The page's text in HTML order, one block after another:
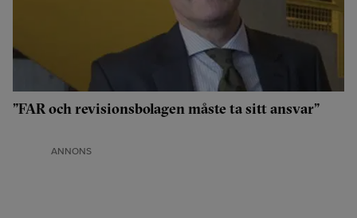
”FAR och revisionsbolagen måste ta sitt ansvar”
ANNONS